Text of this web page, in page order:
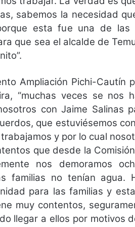
sabemos la necesidad
esta fue una de
que sea el alcalde de
Ampliación Pichi-Cautín
“muchas veces se nos
con Jaime Salinas
que estuviésemos
y por lo cual
que desde la
nos demoramos
familias no tenían agua.
para las familias y
muy contentos,
llegar a ellos por motivos